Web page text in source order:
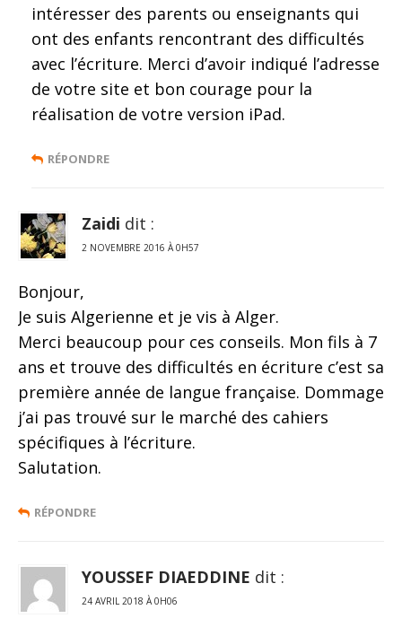
intéresser des parents ou enseignants qui
ont des enfants rencontrant des difficultés
avec l’écriture. Merci d’avoir indiqué l’adresse
de votre site et bon courage pour la
réalisation de votre version iPad.
RÉPONDRE
Zaidi dit :
2 NOVEMBRE 2016 À 0H57
Bonjour,
Je suis Algerienne et je vis à Alger.
Merci beaucoup pour ces conseils. Mon fils à 7
ans et trouve des difficultés en écriture c’est sa
première année de langue française. Dommage
j’ai pas trouvé sur le marché des cahiers
spécifiques à l’écriture.
Salutation.
RÉPONDRE
YOUSSEF DIAEDDINE dit :
24 AVRIL 2018 À 0H06